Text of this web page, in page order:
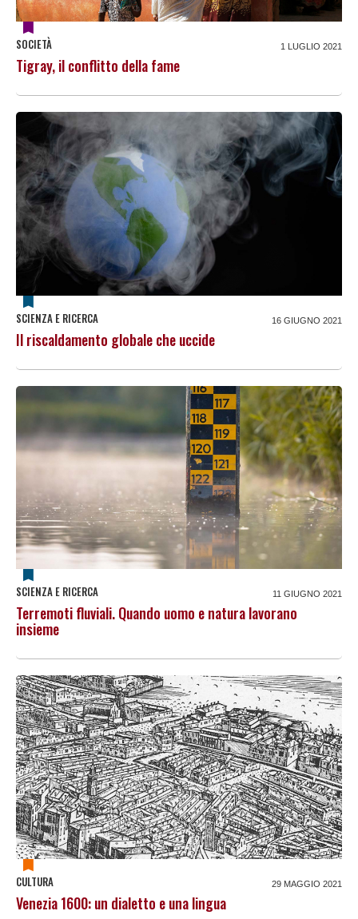
SOCIETÀ 1 LUGLIO 2021
Tigray, il conflitto della fame
SCIENZA E RICERCA 16 GIUGNO 2021
Il riscaldamento globale che uccide
SCIENZA E RICERCA 11 GIUGNO 2021
Terremoti fluviali. Quando uomo e natura lavorano
insieme
CULTURA 29 MAGGIO 2021
Venezia 1600: un dialetto e una lingua